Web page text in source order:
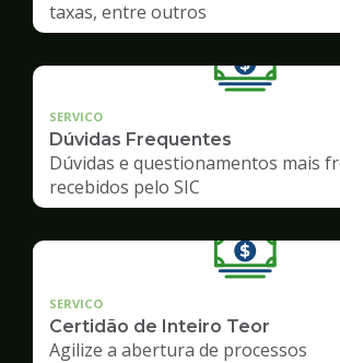
taxas, entre outros
SERVICO
Dúvidas Frequentes
Dúvidas e questionamentos mais
recebidos pelo SIC
SERVICO
Certidão de Inteiro Teor
Agilize a abertura de processos